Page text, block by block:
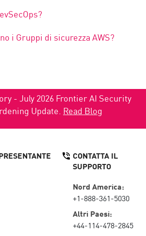
i Gruppi di sicurezza AWS?
- July 2026 Frontier AI Security
Update. Read Blog
CONTATTA IL
SUPPORTO
Nord America:
+1-888-361-5030
Altri Paesi:
+44-114-478-2845